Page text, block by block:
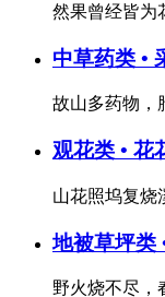
然果曾经皆为
中草药类 •
故山多药物，
观花类 • 花
山花照坞复烧
地被草坪类
野火烧不尽，